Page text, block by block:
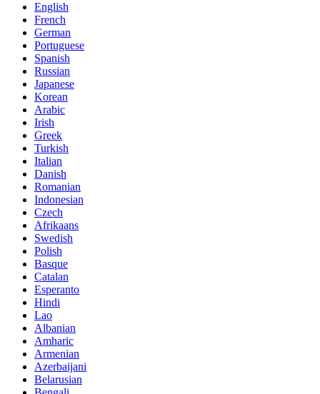
English
French
German
Portuguese
Spanish
Russian
Japanese
Korean
Arabic
Irish
Greek
Turkish
Italian
Danish
Romanian
Indonesian
Czech
Afrikaans
Swedish
Polish
Basque
Catalan
Esperanto
Hindi
Lao
Albanian
Amharic
Armenian
Azerbaijani
Belarusian